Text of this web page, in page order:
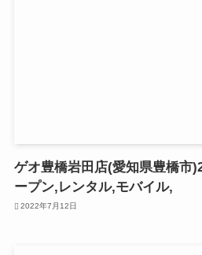
ゲオ豊橋岩田店(愛知県豊橋市
ープン,レンタル,モバイル,
2022年7月12日